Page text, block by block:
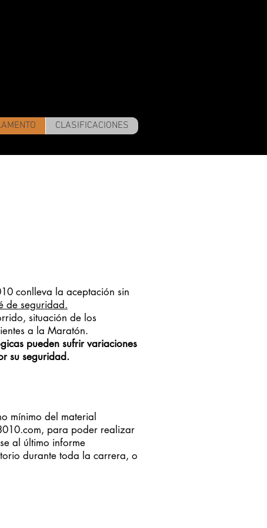
CLASIFICACIONES
conlleva la aceptación sin
de seguridad.
situación de los
a la Maratón.
pueden sufrir variaciones
su seguridad.
mínimo del material
, para poder realizar
al último informe
durante toda la carrera, o